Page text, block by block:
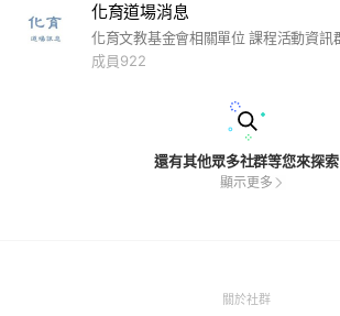
化育道場消息
成員922
還有其他眾多社群等您來探索
顯示更多
關於社群(Open